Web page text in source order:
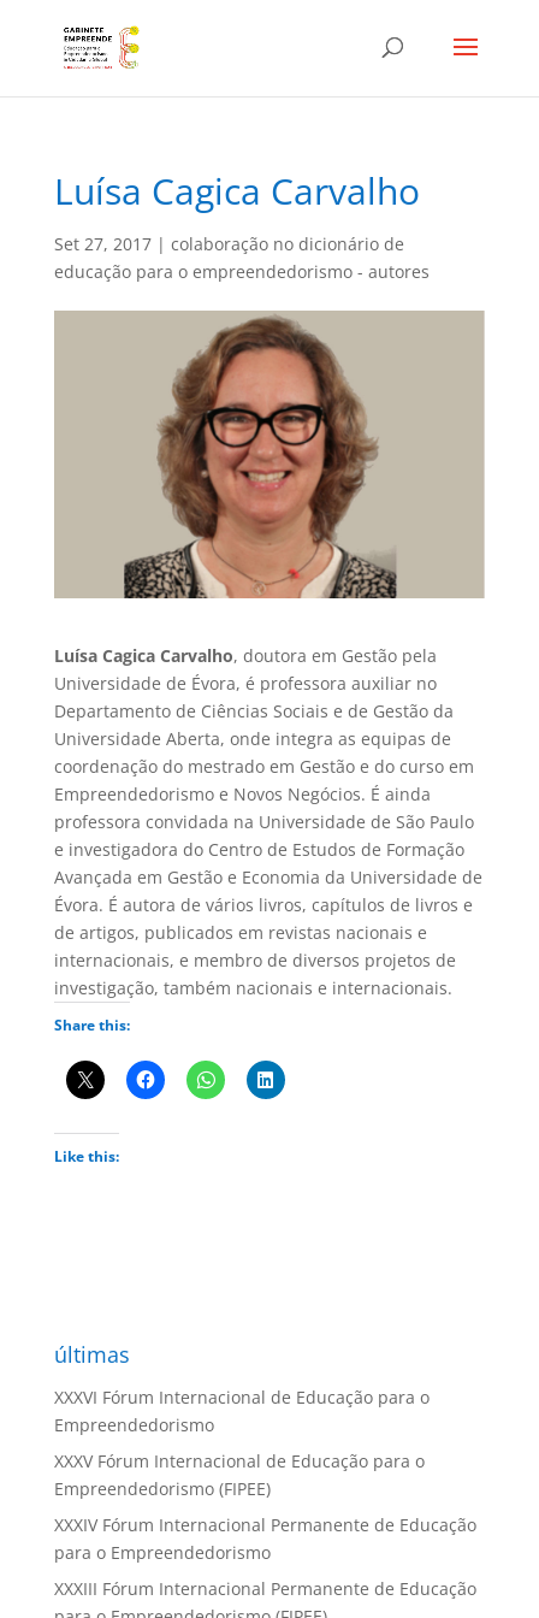
Luísa Cagica Carvalho
Set 27, 2017| colaboração no dicionário de
educação para o empreendedorismo - autores
Luísa Cagica Carvalho, doutora em Gestão pela
Universidade de Évora, é professora auxiliar no
Departamento de Ciências Sociais e de Gestão da
Universidade Aberta, onde integra as equipas de
coordenação do mestrado em Gestão e do curso em
Empreendedorismo e Novos Negócios. É ainda
professora convidada na Universidade de São Paulo
e investigadora do Centro de Estudos de Formação
Avançada em Gestão e Economia da Universidade de
Évora. É autora de vários livros, capítulos de livros e
de artigos, publicados em revistas nacionais e
internacionais, e membro de diversos projetos de
investigação, também nacionais e internacionais.
Share this:
Like this:
últimas
XXXVI Fórum Internacional de Educação para o
Empreendedorismo
XXXV Fórum Internacional de Educação para o
Empreendedorismo (FIPEE)
XXXIV Fórum Internacional Permanente de Educação
para o Empreendedorismo
XXXIII Fórum Internacional Permanente de Educação